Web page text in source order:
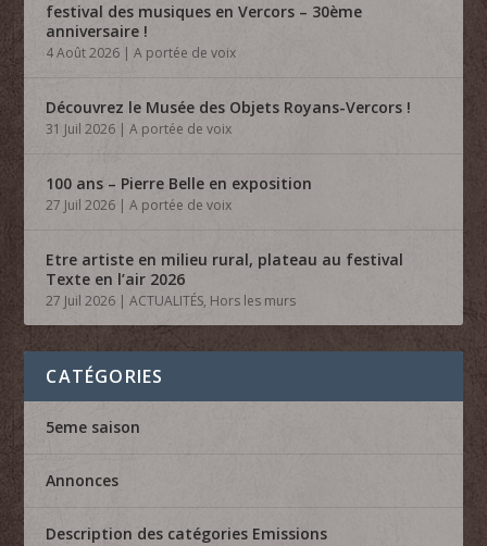
festival des musiques en Vercors – 30ème
anniversaire !
4 Août 2026 |A portée de voix
Découvrez le Musée des Objets Royans-Vercors !
31 Juil 2026 |A portée de voix
100 ans – Pierre Belle en exposition
27 Juil 2026 |A portée de voix
Etre artiste en milieu rural, plateau au festival
Texte en l’air 2026
27 Juil 2026 |ACTUALITÉS, Hors les murs
CATÉGORIES
5eme saison
Annonces
Description des catégories Emissions